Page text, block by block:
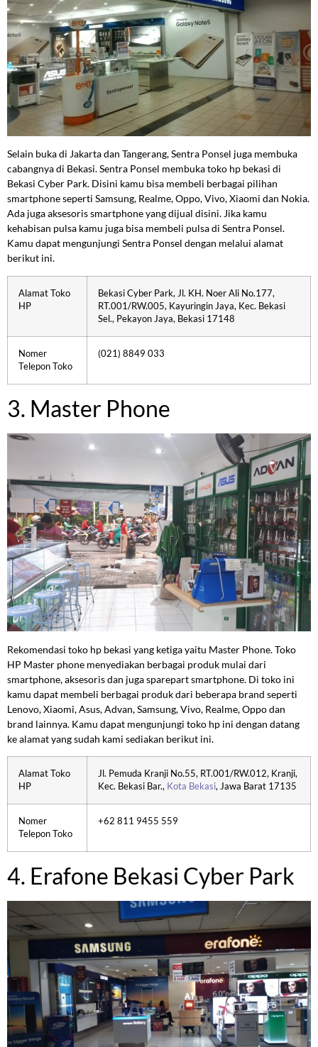
Selain buka di Jakarta dan Tangerang, Sentra Ponsel juga membuka
cabangnya di Bekasi. Sentra Ponsel membuka toko hp bekasi di
Bekasi Cyber Park. Disini kamu bisa membeli berbagai pilihan
smartphone seperti Samsung, Realme, Oppo, Vivo, Xiaomi dan Nokia.
Ada juga aksesoris smartphone yang dijual disini. Jika kamu
kehabisan pulsa kamu juga bisa membeli pulsa di Sentra Ponsel.
Kamu dapat mengunjungi Sentra Ponsel dengan melalui alamat
berikut ini.
Alamat Toko
HP
Bekasi Cyber Park, Jl. KH. Noer Ali No.177,
RT.001/RW.005, Kayuringin Jaya, Kec. Bekasi
Sel., Pekayon Jaya, Bekasi 17148
Nomer
Telepon Toko
(021) 8849 033
3. Master Phone
Rekomendasi toko hp bekasi yang ketiga yaitu Master Phone. Toko
HP Master phone menyediakan berbagai produk mulai dari
smartphone, aksesoris dan juga sparepart smartphone. Di toko ini
kamu dapat membeli berbagai produk dari beberapa brand seperti
Lenovo, Xiaomi, Asus, Advan, Samsung, Vivo, Realme, Oppo dan
brand lainnya. Kamu dapat mengunjungi toko hp ini dengan datang
ke alamat yang sudah kami sediakan berikut ini.
Alamat Toko
HP
Jl. Pemuda Kranji No.55, RT.001/RW.012, Kranji,
Kec. Bekasi Bar., Kota Bekasi, Jawa Barat 17135
Nomer
Telepon Toko
+62 811 9455 559
4. Erafone Bekasi Cyber Park